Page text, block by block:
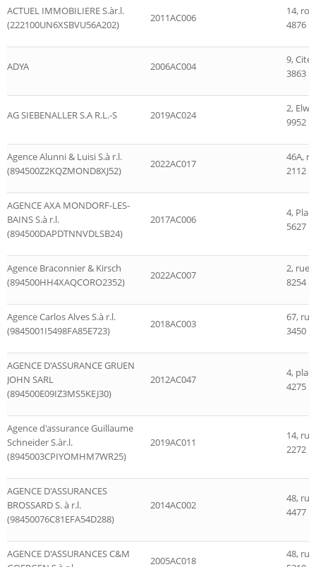
ACTUEL IMMOBILIERE S.àr.l.
(222100UN6XSBVU56A202)
2011AC006
14,
4876
ADYA 2006AC004
9, Cité
3863
AG SIEBENALLER S.A R.L.-S 2019AC024
2,
9952
Agence Alunni & Luisi S.à r.l.
(894500Z2KQZMOND8XJ52)
2022AC017
46A,
2112
AGENCE AXA MONDORF-LES-
BAINS S.à r.l.
(894500DAPDTNNVDLSB24)
2017AC006
4,
5627
Agence Braconnier & Kirsch
(894500HH4XAQCORO2352)
2022AC007
2, rue
8254
Agence Carlos Alves S.à r.l.
(9845001I5498FA85E723)
2018AC003
67,
3450
AGENCE D'ASSURANCE GRUEN
JOHN SARL
(894500E09IZ3MS5KEJ30)
2012AC047
4,
4275
Agence d'assurance Guillaume
Schneider S.àr.l.
(8945003CPIYOMHM7WR25)
2019AC011
14,
2272
AGENCE D'ASSURANCES
BROSSARD S. à r.l.
(98450076C81EFA54D288)
2014AC002
48,
4477
AGENCE D'ASSURANCES C&M
2005AC018
48,